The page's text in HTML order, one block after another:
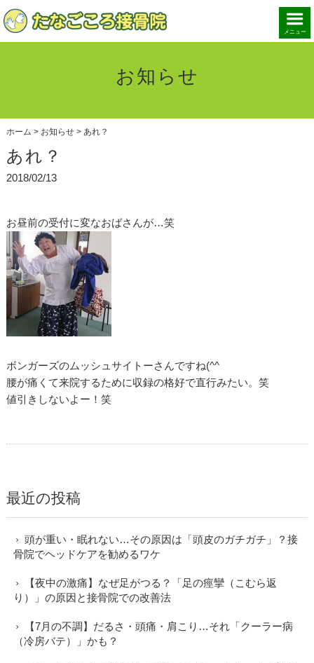
メニュー
お知らせ
ホーム > お知らせ> あれ？
あれ？
2018/02/13
お昼前の受付に変なおばさんが…笑
ボンガーズのムッシュサイトーさんですね(^^ゞ
腰が痛くて来院するために収録の格好で直行みたい。笑
値引きしないよー！笑
最近の投稿
頭が重い・眠れない…その原因は「頭皮のガチガチ」？接
骨院でヘッドケアを勧めるワケ
【夜中の激痛】なぜ足がつる？「足の痙攣（こむら返
り）」の原因と接骨院での改善法
【7月の不調】だるさ・頭痛・肩こり…それ「クーラー病
（冷房バテ）」かも？